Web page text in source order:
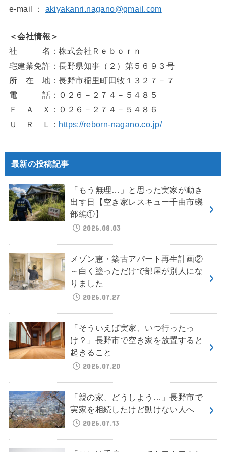
e-mail ： akiyakanri.nagano@gmail.com
＜会社情報＞
社 名：株式会社Ｒｅｂｏｒｎ
宅建業免許：長野県知事（２）第５６９３号
所 在 地：長野市稲里町田牧１３２７－７
電 話：０２６－２７４－５４８５
Ｆ Ａ Ｘ：０２６－２７４－５４８６
Ｕ Ｒ Ｌ： https://reborn-nagano.co.jp/
最新の投稿記事
「もう無理…」と思った実家が動き
出す日【空き家レスキュー千曲市磯
部編①】
2026.08.03
メゾン恵・築古アパート再生計画②
～白く塗っただけで部屋が別人にな
りました
2026.07.27
「そういえば実家、いつ行ったっ
け？」長野市で空き家を放置すると
起きること
2026.07.20
「親の家、どうしよう…」長野市で
実家を相続したけど動けない人へ
2026.07.13